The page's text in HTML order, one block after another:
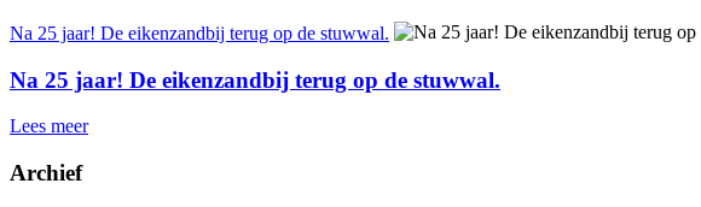
Na 25 jaar! De eikenzandbij terug op de stuwwal.
Na 25 jaar! De eikenzandbij terug op de stuwwal.
Lees meer
Archief